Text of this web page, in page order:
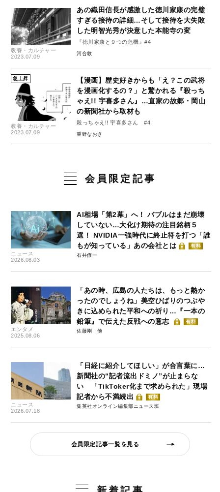
教養・カルチャー
2023.07.09
あの織田信長が感激した徳川家康の完璧
すぎる接待の詳細…そして接待を大失敗
した明智光秀が決意した本能寺の変
『徳川家康と９つの危機』#4
河合敦
急上昇
教養・カルチャー
2023.07.09
【漫画】歴史好きからも「え？この武将
を漫画化するの？」と驚かれる『殺っち
ゃえ!! 宇喜多さん』…直家の故郷・岡山
の新聞社から取材も
殺っちゃえ!! 宇喜多さん #4
重野なおき
会員限定記事
ニュース
2026.08.03
AI相場「第2幕」へ！ バブルはまだ崩壊
していない…大化け期待の注目銘柄５
選！ NVIDIA一強時代に終止符を打つ「誰
もが知っている」あの会社とは
有料
石井僚一
エンタメ
2025.08.06
「あの時、広島の人たちは、もっと熱か
ったのでしょうね」美空ひばりのつぶや
きに込められた平和への祈り…『一本の
鉛筆』で伝えた反戦への意志
有料
佐藤剛
ニュース
2026.07.18
「日経に紹介してほしい」が合言葉に…
新聞社の“記者流出ドミノ”が止まらな
い 「TikToker化まで求められた」現場
記者から不満続出
有料
集英社オンライン編集部ニュース班
会員限定記事一覧を見る